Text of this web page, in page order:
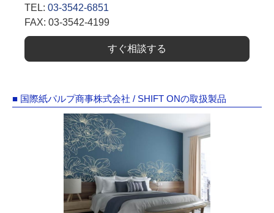
TEL: 03-3542-6851
FAX: 03-3542-4199
すぐ相談する
■ 国際紙パルプ商事株式会社 / SHIFT ONの取扱製品